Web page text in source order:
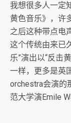
我想很多人一定
黄色音乐》，许
之后这种带点电
这个传统由来已
乐”演出以“反击
一样，更多是英
orchestra会演的
范大学演Emile